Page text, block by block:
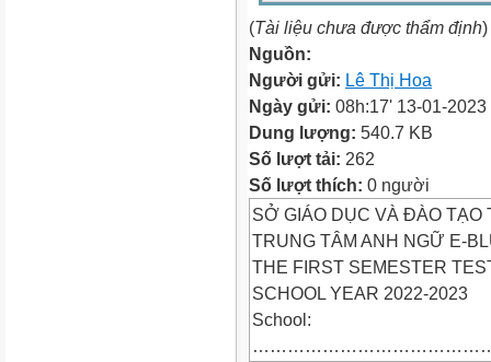
(Tài liệu chưa được thẩm định)
Nguồn:
Người gửi: Lê Thị Hoa
Ngày gửi: 08h:17' 13-01-2023
Dung lượng: 540.7 KB
Số lượt tải: 262
Số lượt thích: 0 người
SỞ GIÁO DỤC VÀ ĐÀO TẠO
TRUNG TÂM ANH NGỮ E-
THE FIRST SEMESTER
SCHOOL YEAR 2022-2023
School: